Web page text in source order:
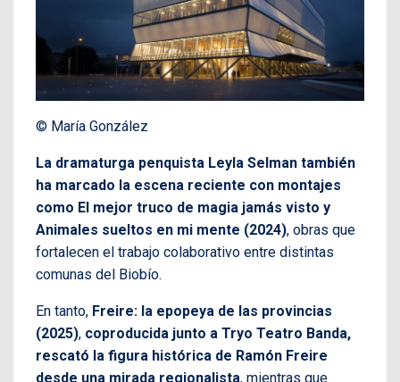
© María González
La dramaturga penquista Leyla Selman también
ha marcado la escena reciente con montajes
como El mejor truco de magia jamás visto y
Animales sueltos en mi mente (2024), obras que
fortalecen el trabajo colaborativo entre distintas
comunas del Biobío.
En tanto, Freire: la epopeya de las provincias
(2025), coproducida junto a Tryo Teatro Banda,
rescató la figura histórica de Ramón Freire
desde una mirada regionalista, mientras que